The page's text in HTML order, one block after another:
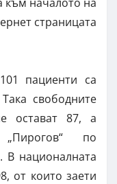
страницата
пациенти са
свободните
остават 87, а
по
В националната
от които заети